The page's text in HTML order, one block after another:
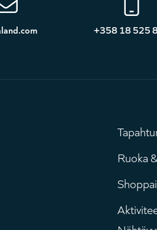
+358 18 525
Ruoka